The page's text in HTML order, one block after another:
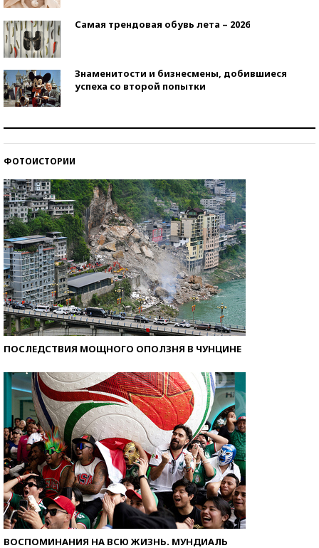
Самая трендовая обувь лета – 2026
Знаменитости и бизнесмены, добившиеся
успеха со второй попытки
ФОТОИСТОРИИ
ПОСЛЕДСТВИЯ МОЩНОГО ОПОЛЗНЯ В ЧУНЦИНЕ
ВОСПОМИНАНИЯ НА ВСЮ ЖИЗНЬ. МУНДИАЛЬ